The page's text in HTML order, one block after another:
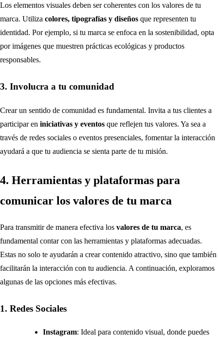
Los elementos visuales deben ser coherentes con los valores de tu
marca. Utiliza colores, tipografías y diseños que representen tu
identidad. Por ejemplo, si tu marca se enfoca en la sostenibilidad, opta
por imágenes que muestren prácticas ecológicas y productos
responsables.
3. Involucra a tu comunidad
Crear un sentido de comunidad es fundamental. Invita a tus clientes a
participar en iniciativas y eventos que reflejen tus valores. Ya sea a
través de redes sociales o eventos presenciales, fomentar la interacción
ayudará a que tu audiencia se sienta parte de tu misión.
4. Herramientas y plataformas para
comunicar los valores de tu marca
Para transmitir de manera efectiva los valores de tu marca, es
fundamental contar con las herramientas y plataformas adecuadas.
Estas no solo te ayudarán a crear contenido atractivo, sino que también
facilitarán la interacción con tu audiencia. A continuación, exploramos
algunas de las opciones más efectivas.
1. Redes Sociales
Instagram: Ideal para contenido visual, donde puedes